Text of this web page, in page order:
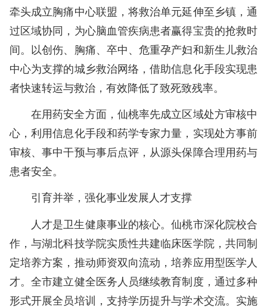
牵头成立胸痛中心联盟，将救治单元延伸至乡镇，通
过区域协同，为心脑血管疾病患者赢得宝贵的抢救时
间。以创伤、胸痛、卒中、危重孕产妇和新生儿救治
中心为支撑的城乡救治网络，借助信息化手段实现患
者快速转运与救治，有效降低了致死致残率。
在用药安全方面，仙桃率先成立区域处方审核中
心，利用信息化手段和药学专家力量，实现处方事前
审核、事中干预与事后点评，从源头保障合理用药与
患者安全。
引育并举，强化事业发展人才支撑
人才是卫生健康事业的核心。仙桃市深化院校合
作，与湖北科技学院实质性共建临床医学院，共同制
定培养方案，推动师资双向流动，培养应用型医学人
才。全市建立健全医务人员继续教育制度，通过多种
形式开展全员培训，支持学历提升与学术交流。实施